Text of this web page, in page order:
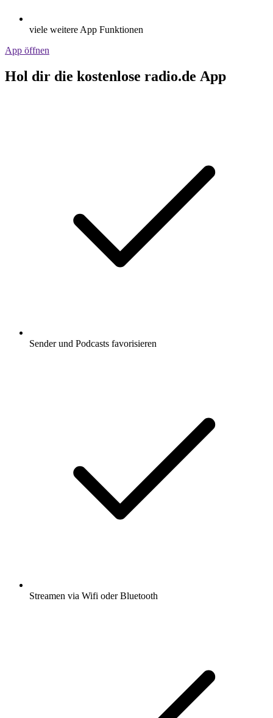
viele weitere App Funktionen
App öffnen
Hol dir die kostenlose radio.de App
Sender und Podcasts favorisieren
Streamen via Wifi oder Bluetooth